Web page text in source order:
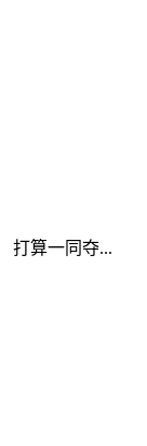
打算一同夺...